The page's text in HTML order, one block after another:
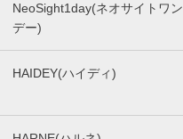
NeoSight1day(ネオサイトワン
デー)
HAIDEY(ハイディ)